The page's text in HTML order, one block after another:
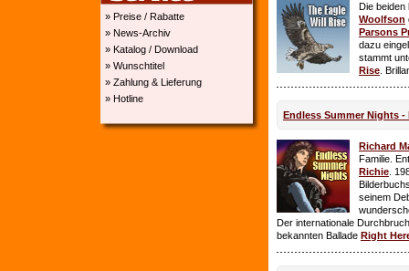
» Preise / Rabatte
» News-Archiv
» Katalog / Download
» Wunschtitel
» Zahlung & Lieferung
» Hotline
Die beiden
Woolfson
Parsons
dazu
stammt
Rise .
Endless Summer Nights -
Richard
Familie.
Richie .
seinem
Der internationale
bekannten Ballade Right